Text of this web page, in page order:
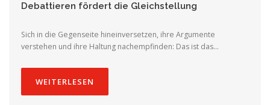
Debattieren fördert die Gleichstellung
Sich in die Gegenseite hineinversetzen, ihre Argumente
verstehen und ihre Haltung nachempfinden: Das ist das…
WEITERLESEN